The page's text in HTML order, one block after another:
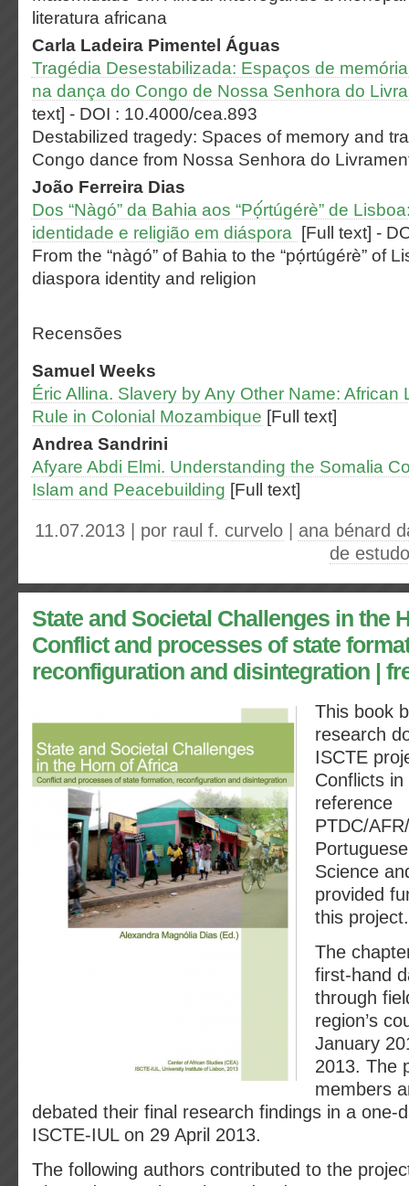
literatura africana
Carla Ladeira Pimentel Águas
Tragédia Desestabilizada: Espaços de
na dança do Congo de Nossa Senhora do
text] - DOI : 10.4000/cea.893
Destabilized tragedy: Spaces of memory and
Congo dance from Nossa Senhora do
João Ferreira Dias
Dos “Nàgó” da Bahia aos “Pọ́́rtúgérè” de
identidade e religião em diáspora
[Full text] -
From the “nàgó” of Bahia to the “pọ́rtúgérè” of
diaspora identity and religion
Recensões
Samuel Weeks
Éric Allina. Slavery by Any Other Name: African
Rule in Colonial Mozambique [Full text]
Andrea Sandrini
Afyare Abdi Elmi. Understanding the Somalia
Islam and Peacebuilding [Full text]
11.07.2013 | por raul f. curvelo
ana bénard
de
State and Societal Challenges in the
Conflict and processes of state
reconfiguration and disintegration |
This book
research
ISCTE
Conflicts in
reference
PTDC/
Science
provided
this project.
The
first-hand
through
region’s
January
2013. The
members
debated their final research findings in a one-
ISCTE-IUL on 29 April 2013.
The following authors contributed to the